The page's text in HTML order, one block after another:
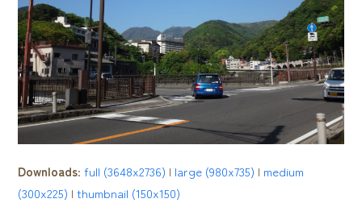
Downloads:full (3648x2736) | large (980x735) | medium
(300x225) |thumbnail (150x150)